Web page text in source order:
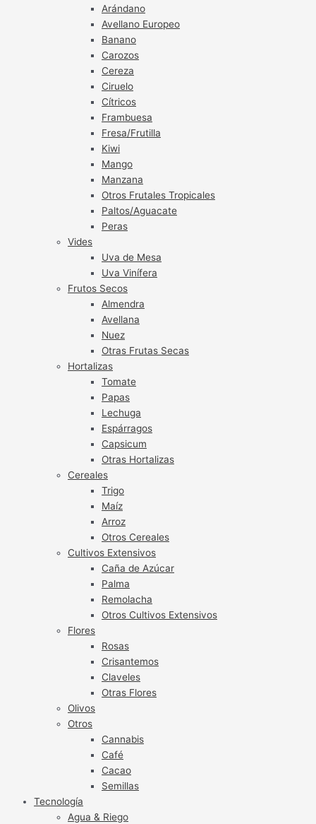
Arándano
Avellano Europeo
Banano
Carozos
Cereza
Ciruelo
Cítricos
Frambuesa
Fresa/Frutilla
Kiwi
Mango
Manzana
Otros Frutales Tropicales
Paltos/Aguacate
Peras
Vides
Uva de Mesa
Uva Vinífera
Frutos Secos
Almendra
Avellana
Nuez
Otras Frutas Secas
Hortalizas
Tomate
Papas
Lechuga
Espárragos
Capsicum
Otras Hortalizas
Cereales
Trigo
Maíz
Arroz
Otros Cereales
Cultivos Extensivos
Caña de Azúcar
Palma
Remolacha
Otros Cultivos Extensivos
Flores
Rosas
Crisantemos
Claveles
Otras Flores
Olivos
Otros
Cannabis
Café
Cacao
Semillas
Tecnología
Agua & Riego